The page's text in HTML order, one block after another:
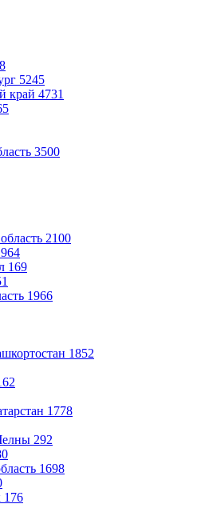
5245
край 4731
3500
2100
964
169
1966
1852
1778
292
1698
176